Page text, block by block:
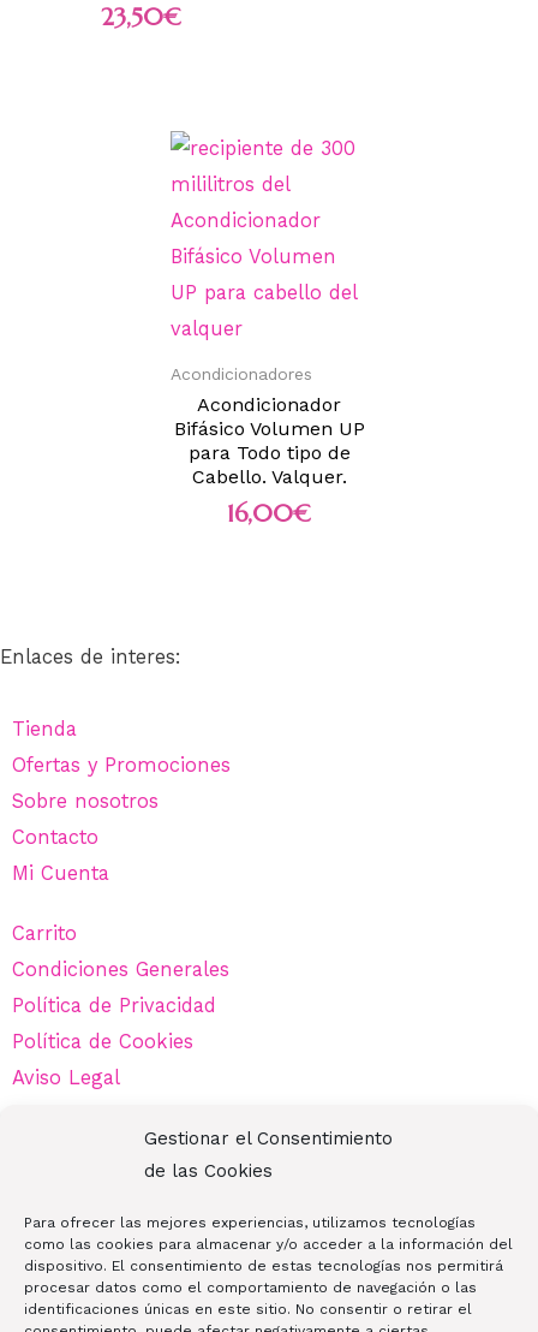
Gestionar el Consentimiento
de las Cookies
Para ofrecer las mejores experiencias, utilizamos tecnologías
como las cookies para almacenar y/o acceder a la información del
dispositivo. El consentimiento de estas tecnologías nos permitirá
procesar datos como el comportamiento de navegación o las
identificaciones únicas en este sitio. No consentir o retirar el
23,50€
Acondicionadores
Acondicionador
Bifásico Volumen UP
para Todo tipo de
Cabello. Valquer.
16,00€
680 71 24 43
auratiendabelleza@gmail.com
Av. de Europa, 12, 28224 Pozuelo de Alarcón, Madrid
Enlaces de interes:
Tienda
Ofertas y Promociones
Sobre nosotros
Contacto
Mi Cuenta
Carrito
Condiciones Generales
Política de Privacidad
Política de Cookies
Aviso Legal